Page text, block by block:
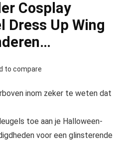
Cosplay
Dress Up Wing
to compare
inom zeker te weten dat
toe aan je Halloween-
voor een glinsterende